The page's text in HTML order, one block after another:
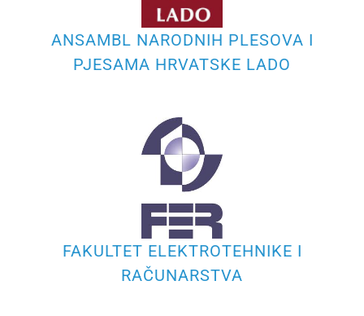
ANSAMBL NARODNIH PLESOVA I
PJESAMA HRVATSKE LADO
FAKULTET ELEKTROTEHNIKE I
RAČUNARSTVA